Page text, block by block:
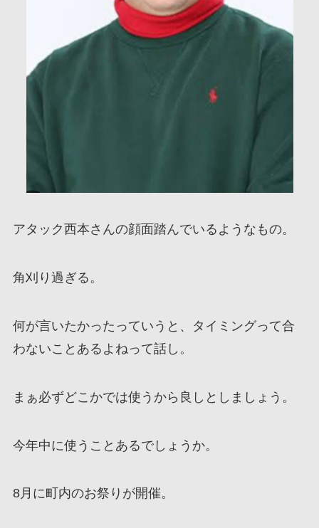
アタック西本さんの顔面踏んでいるようなもの。
角刈り過ぎる。
何が言いたかったっていうと、タイミングって合
わないことあるよねって話し。
まぁ必ずどこかでは使うから良しとしましょう。
今年中に使うことあるでしょうか。
8月に町内のお祭りが開催。